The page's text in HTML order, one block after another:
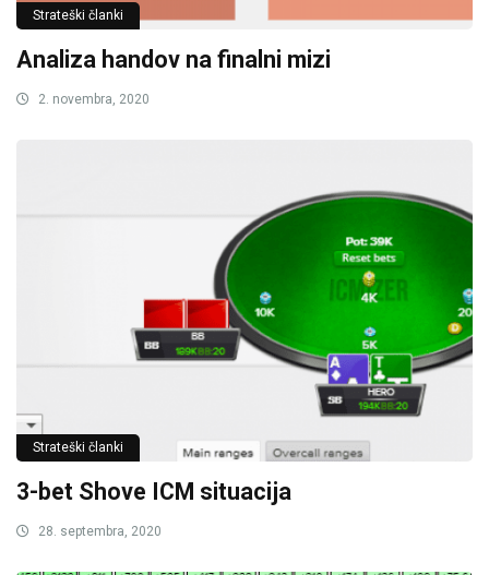
Strateški članki
Analiza handov na finalni mizi
2. novembra, 2020
Strateški članki
3-bet Shove ICM situacija
28. septembra, 2020